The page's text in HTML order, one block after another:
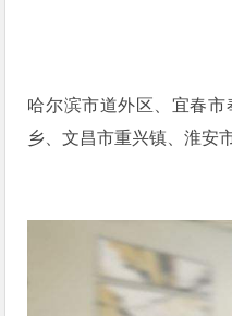
哈尔滨市道外区、宜春
乡、文昌市重兴镇、淮安